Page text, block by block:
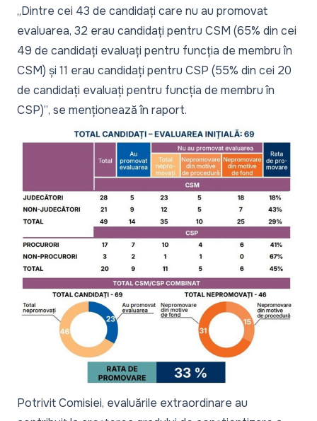
„Dintre cei 43 de candidați care nu au promovat
evaluarea, 32 erau candidați pentru CSM (65% din cei
49 de candidați evaluați pentru funcția de membru în
CSM) și 11 erau candidați pentru CSP (55% din cei 20
de candidați evaluați pentru funcția de membru în
CSP)”, se menționează în raport.
Potrivit Comisiei, evaluările extraordinare au